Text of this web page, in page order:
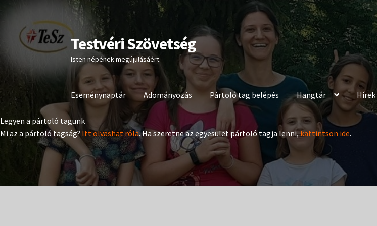
Ugrás
a
navigációhoz
Kilépés
a
tartalomba
Testvéri Szövetség
Isten népének megújulásáért.
Eseménynaptár Adományozás Pártoló tag belépés Hangtár Hírek
Legyen a pártoló tagunk
Mi az a pártoló tagság? Itt olvashat róla. Ha szeretne az egyesület pártoló tagja lenni,kattintson ide.